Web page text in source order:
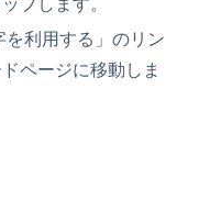
プします。
を利用する」のリン
ページに移動しま